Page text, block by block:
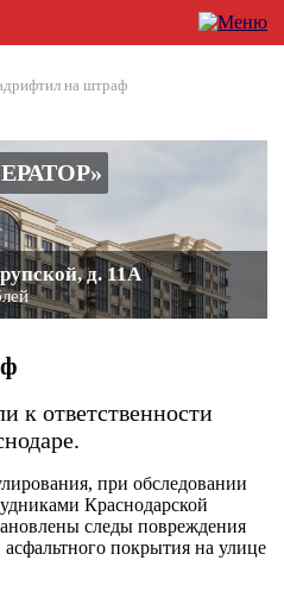
на штраф
д. 11А
к ответственности
при обследовании
Краснодарской
следы повреждения
покрытия на улице